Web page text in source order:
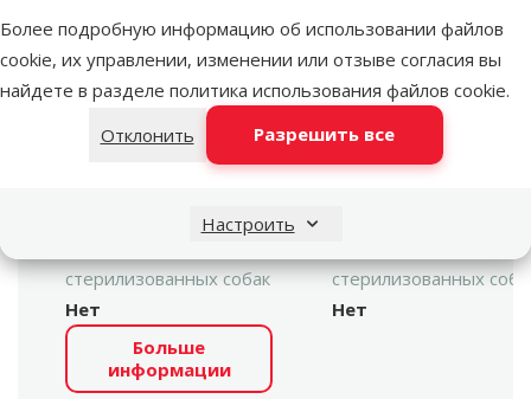
Более подробную информацию об использовании файлов
cookie, их управлении, изменении или отзыве согласия вы
найдете в разделе политика использования файлов cookie.
Отклонить
Разрешить все
Настроить
Злаки, Куриное мясо,
Рис
мясо индейки,
Куриное мясо
Качество
⭐⭐⭐⭐
Качество
Суперпремиум
стерилизованных собак
Нет
стерилизованных
Нет
Больше
информации